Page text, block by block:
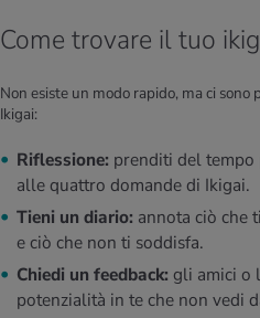
Come trovare il tuo
Non esiste un modo rapido, ma ci sono
Ikigai:
Riflessione: prenditi del tempo
alle quattro domande di Ikigai.
Tieni un diario: annota ciò che
e ciò che non ti soddisfa.
Chiedi un feedback: gli amici o
potenzialità in te che non vedi